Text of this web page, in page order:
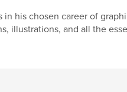
his chosen career of
illustrations, and all the